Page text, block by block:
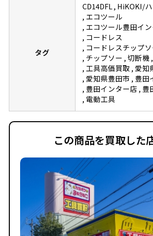
タグ
CD14DFL HiKOKI/
エコツール
エコツール豊田イ
コードレス
コードレスチップ
チップソー 切断機
工具高価買取 愛知
愛知県豊田市 豊田
豊田インター店 豊
電動工具
この商品を買取した